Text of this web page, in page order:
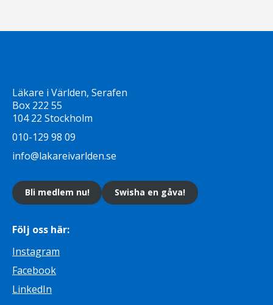
Läkare i Världen, Serafen
Box 222 55
104 22 Stockholm
010-129 98 09
info@lakareivarlden.se
Bli medlem nu! Swisha en gåva!
Följ oss här:
Instagram
Facebook
LinkedIn